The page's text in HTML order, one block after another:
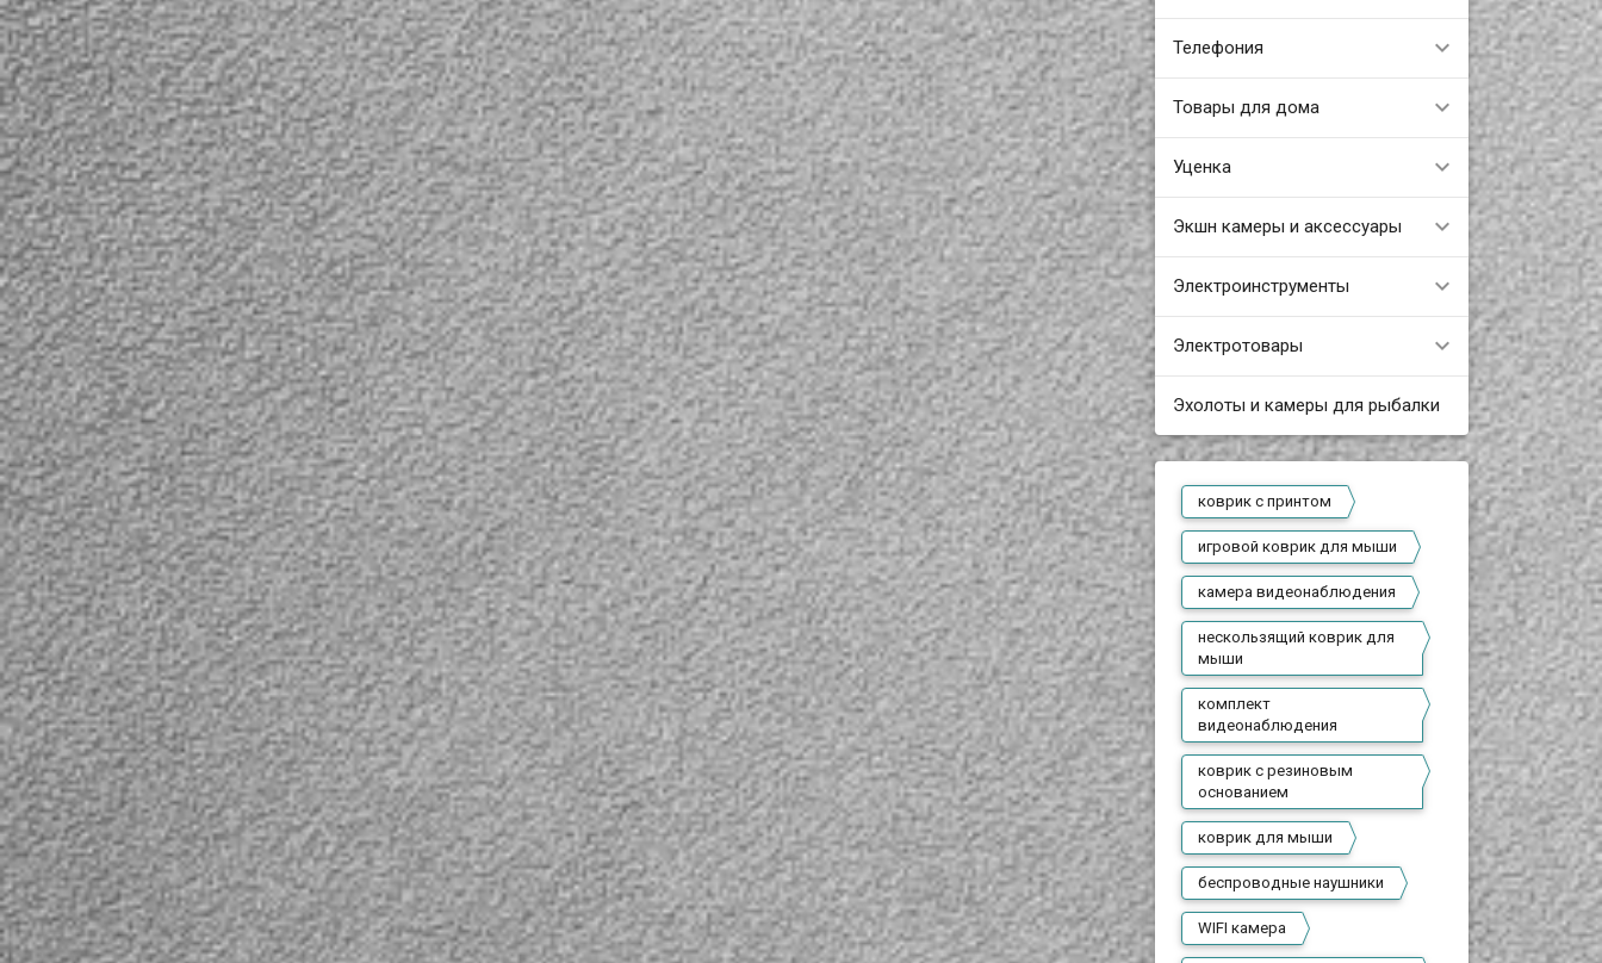
Телефония
Товары для дома
Уценка
Экшн камеры и аксессуары
Электроинструменты
Электротовары
Эхолоты и камеры для рыбалки
коврик с принтом
игровой коврик для мыши
камера видеонаблюдения
нескользящий коврик для
мыши
комплект
видеонаблюдения
коврик с резиновым
основанием
коврик для мыши
беспроводные наушники
WIFI камера